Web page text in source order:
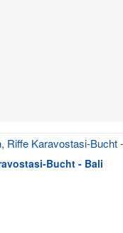
Bucht - Bali